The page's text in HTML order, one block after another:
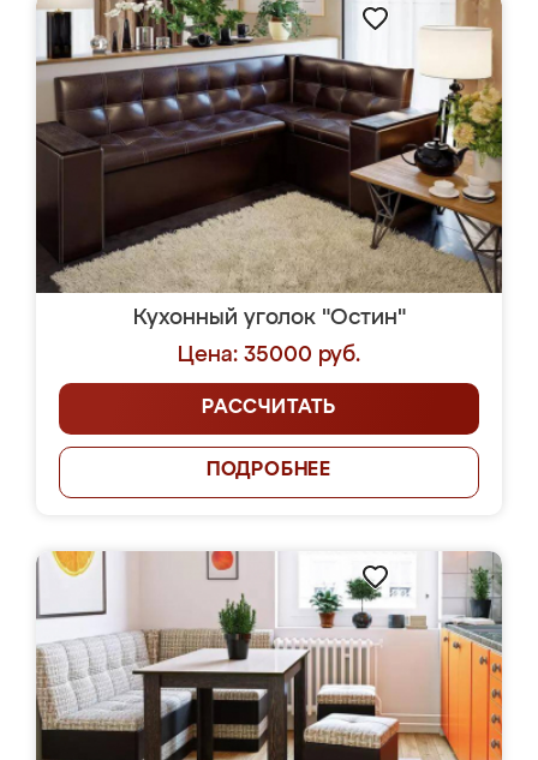
Кухонный уголок "Остин"
Цена: 35000 руб.
РАССЧИТАТЬ
ПОДРОБНЕЕ